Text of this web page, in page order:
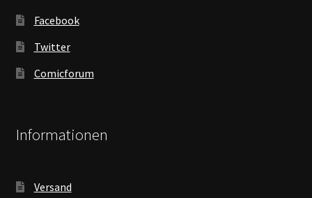
Facebook
Twitter
Comicforum
Informationen
Versand